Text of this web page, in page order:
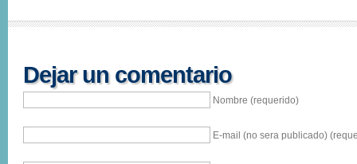
Dejar un comentario
Nombre (requerido)
E-mail (no sera publicado)